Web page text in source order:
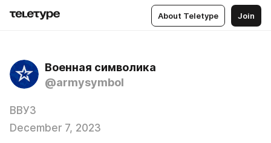
About Teletype Join
Военная символика
@armysymbol
ВВУЗ
December 7, 2023